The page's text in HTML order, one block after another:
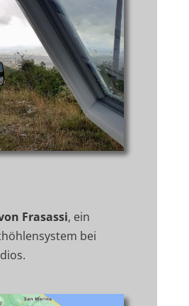
Frasassi, ein
bei